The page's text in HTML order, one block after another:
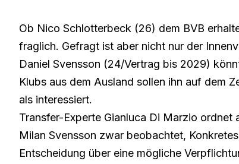
Ob Nico Schlotterbeck (26) dem BVB
fraglich. Gefragt ist aber nicht nur der
Daniel Svensson (24/Vertrag bis 2029)
Klubs aus dem Ausland sollen ihn auf dem
als interessiert.
Transfer-Experte Gianluca Di Marzio ordnet
Milan Svensson zwar beobachtet,
Entscheidung über eine mögliche